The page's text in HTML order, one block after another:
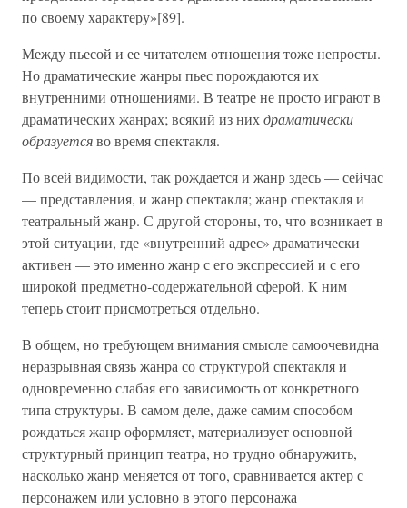
по своему характеру»[89].
Между пьесой и ее читателем отношения тоже непросты.
Но драматические жанры пьес порождаются их
внутренними отношениями. В театре не просто играют в
драматических жанрах; всякий из нихдраматически
образуетсяво время спектакля.
По всей видимости, так рождается и жанр здесь — сейчас
— представления, и жанр спектакля; жанр спектакля и
театральный жанр. С другой стороны, то, что возникает в
этой ситуации, где «внутренний адрес» драматически
активен — это именно жанр с его экспрессией и с его
широкой предметно-содержательной сферой. К ним
теперь стоит присмотреться отдельно.
В общем, но требующем внимания смысле самоочевидна
неразрывная связь жанра со структурой спектакля и
одновременно слабая его зависимость от конкретного
типа структуры. В самом деле, даже самим способом
рождаться жанр оформляет, материализует основной
структурный принцип театра, но трудно обнаружить,
насколько жанр меняется от того, сравнивается актер с
персонажем или условно в этого персонажа